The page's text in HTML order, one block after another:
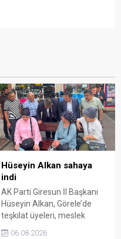
Hüseyin Alkan sahaya
indi
AK Parti Giresun İl Başkanı
Hüseyin Alkan, Görele’de
teşkilat üyeleri, meslek
06.08.2026